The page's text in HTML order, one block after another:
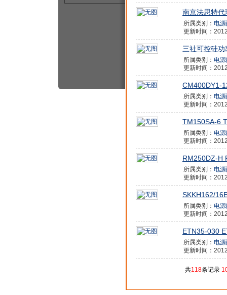
南京法思特
所属类别： 电
更新时间：
三社可控硅
所属类别： 电
更新时间：
CM400DY1-
所属类别： 电
更新时间：
TM150SA-6
所属类别： 电
更新时间：
RM250DZ-H
所属类别： 电
更新时间：
SKKH162/
所属类别： 电
更新时间：
ETN35-030
所属类别： 电
更新时间：
共118条记录